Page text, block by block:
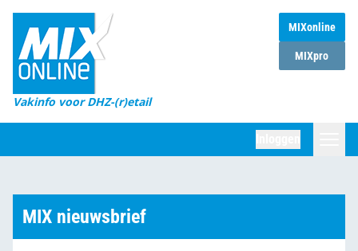
MIXonline
MIXpro
Vakinfo voor DHZ-(r)etail
Home
Magazines
DHZ Sessie
Marktcijfers
MIX nieuwsbrief